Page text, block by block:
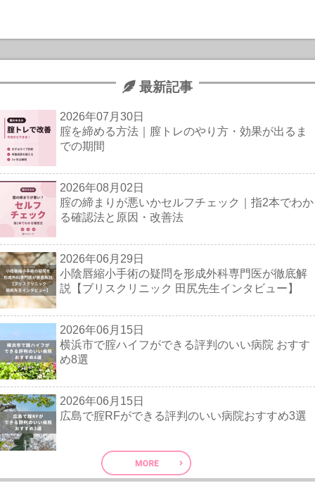
最新記事
2026年07月30日
腟を締める方法｜膣トレのやり方・効果が出るま
での期間
2026年08月02日
腟の締まりが悪いかセルフチェック｜指2本でわか
る確認法と原因・改善法
2026年06月29日
小陰唇縮小手術の疑問を形成外科専門医が徹底解
説【ブリスクリニック 田尻先生インタビュー】
2026年06月15日
横浜市で腟ハイフができる評判のいい病院 おすす
め8選
2026年06月15日
広島で腟RFができる評判のいい病院おすすめ3選